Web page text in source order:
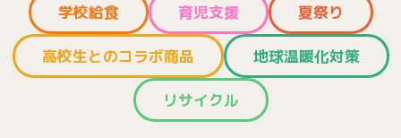
学校給食 育児支援 夏祭り
高校生とのコラボ商品 地球温暖化対策
リサイクル